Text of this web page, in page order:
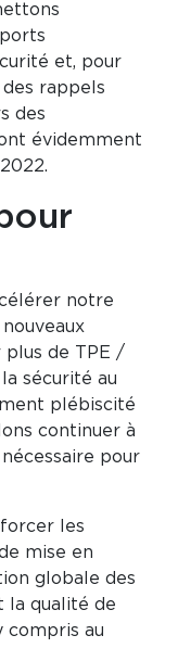
et, pour
rappels
des
évidemment
notre
de TPE /
sécurité au
plébiscité
continuer à
pour
les
mise en
globale des
la qualité de
compris au